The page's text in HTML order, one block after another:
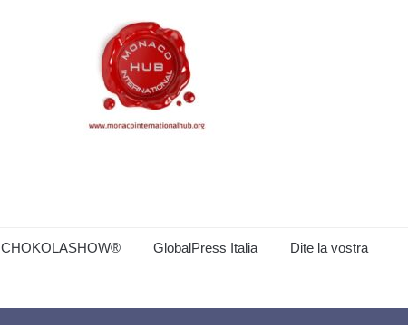
CHOKOLASHOW® GlobalPress Italia Dite la vostra